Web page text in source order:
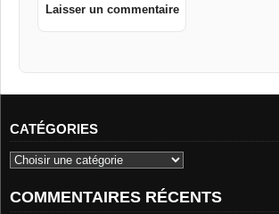
CATÉGORIES
COMMENTAIRES RÉCENTS